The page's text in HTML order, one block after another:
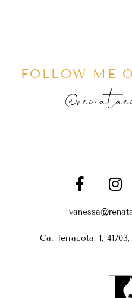
FOLLOW ME
Ca. Terracota, 1,